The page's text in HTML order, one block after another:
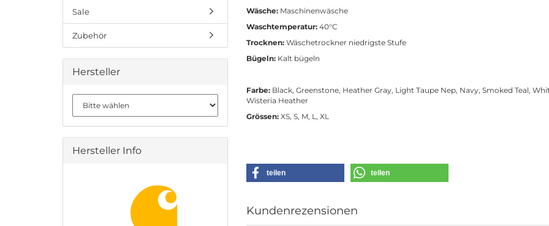
Wäsche: Maschinenwäsche
Waschtemperatur: 40°C
Trocknen: Wäschetrockner niedrigste Stufe
Bügeln: Kalt bügeln
Farbe: Black, Greenstone, Heather Gray, Light Taupe Nep, Navy, Smoked Teal,
Wisteria Heather
Grössen: XS, S, M, L, XL
teilen teilen
Kundenrezensionen
Sale
Zubehör
Hersteller
Hersteller Info